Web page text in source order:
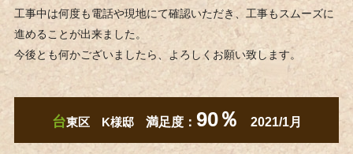
工事中は何度も電話や現地にて確認いただき、工事もスムーズに
進めることが出来ました。
今後とも何かございましたら、よろしくお願い致します。
台東区 K様邸 満足度： 90％ 2021/1月